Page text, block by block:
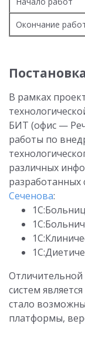
Окончание
В рамках
БИТ (офис —
работы по
различных
разработанных
Сеченова:
систем
стало
платформы,